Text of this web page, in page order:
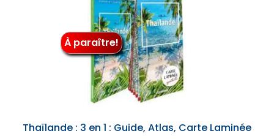
À paraître!
Thaïlande : 3 en 1 : Guide, Atlas, Carte Laminée